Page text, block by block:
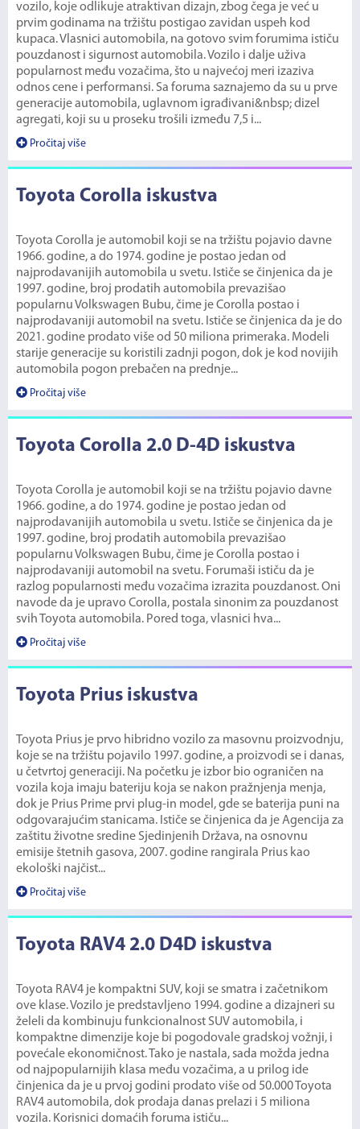
vozilo, koje odlikuje atraktivan dizajn, zbog čega je već u
prvim godinama na tržištu postigao zavidan uspeh kod
kupaca. Vlasnici automobila, na gotovo svim forumima ističu
pouzdanost i sigurnost automobila. Vozilo i dalje uživa
popularnost među vozačima, što u najvećoj meri izaziva
odnos cene i performansi. Sa foruma saznajemo da su u prve
generacije automobila, uglavnom igrađivani&nbsp; dizel
agregati, koji su u proseku trošili između 7,5 i...
Pročitaj više
Toyota Corolla iskustva
Toyota Corolla je automobil koji se na tržištu pojavio davne
1966. godine, a do 1974. godine je postao jedan od
najprodavanijih automobila u svetu. Ističe se činjenica da je
1997. godine, broj prodatih automobila prevazišao
popularnu Volkswagen Bubu, čime je Corolla postao i
najprodavaniji automobil na svetu. Ističe se činjenica da je do
2021. godine prodato više od 50 miliona primeraka. Modeli
starije generacije su koristili zadnji pogon, dok je kod novijih
automobila pogon prebačen na prednje...
Pročitaj više
Toyota Corolla 2.0 D-4D iskustva
Toyota Corolla je automobil koji se na tržištu pojavio davne
1966. godine, a do 1974. godine je postao jedan od
najprodavanijih automobila u svetu. Ističe se činjenica da je
1997. godine, broj prodatih automobila prevazišao
popularnu Volkswagen Bubu, čime je Corolla postao i
najprodavaniji automobil na svetu. Forumaši ističu da je
razlog popularnosti među vozačima izrazita pouzdanost. Oni
navode da je upravo Corolla, postala sinonim za pouzdanost
svih Toyota automobila. Pored toga, vlasnici hva...
Pročitaj više
Toyota Prius iskustva
Toyota Prius je prvo hibridno vozilo za masovnu proizvodnju,
koje se na tržištu pojavilo 1997. godine, a proizvodi se i danas,
u četvrtoj generaciji. Na početku je izbor bio ograničen na
vozila koja imaju bateriju koja se nakon pražnjenja menja,
dok je Prius Prime prvi plug-in model, gde se baterija puni na
odgovarajućim stanicama. Ističe se činjenica da je Agencija za
zaštitu životne sredine Sjedinjenih Država, na osnovnu
emisije štetnih gasova, 2007. godine rangirala Prius kao
ekološki najčist...
Pročitaj više
Toyota RAV4 2.0 D4D iskustva
Toyota RAV4 je kompaktni SUV, koji se smatra i začetnikom
ove klase. Vozilo je predstavljeno 1994. godine a dizajneri su
želeli da kombinuju funkcionalnost SUV automobila, i
kompaktne dimenzije koje bi pogodovale gradskoj vožnji, i
povećale ekonomičnost. Tako je nastala, sada možda jedna
od najpopularnijih klasa među vozačima, a u prilog ide
činjenica da je u prvoj godini prodato više od 50.000 Toyota
RAV4 automobila, dok prodaja danas prelazi i 5 miliona
vozila. Korisnici domaćih foruma ističu...